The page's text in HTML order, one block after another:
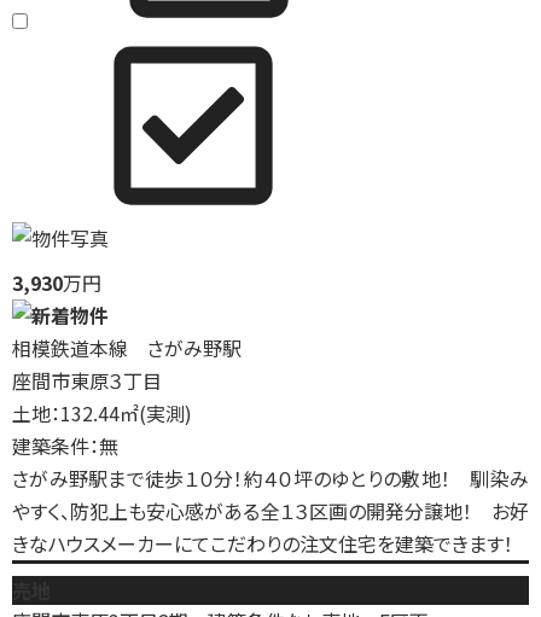
3,930万円
相模鉄道本線 さがみ野駅
座間市東原３丁目
土地：132.44㎡(実測)
建築条件：無
さがみ野駅まで徒歩１０分！約４０坪のゆとりの敷地！ 馴染み
やすく、防犯上も安心感がある全１３区画の開発分譲地！ お好
きなハウスメーカーにてこだわりの注文住宅を建築できます！